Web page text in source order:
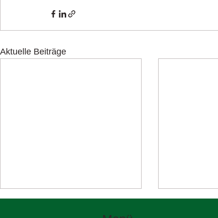
Aktuelle Beiträge